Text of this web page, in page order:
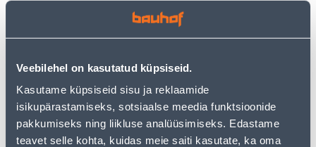
Veebilehel on kasutatud küpsiseid.
Kasutame küpsiseid sisu ja reklaamide
isikupärastamiseks, sotsiaalse meedia funktsioonide
pakkumiseks ning liikluse analüüsimiseks. Edastame
teavet selle kohta, kuidas meie saiti kasutate, ka oma
30 13